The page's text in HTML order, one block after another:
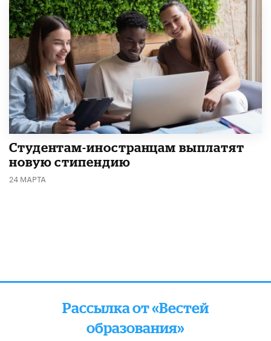
Студентам-иностранцам выплатят
новую стипендию
24 МАРТА
Рассылка от «Вестей
образования»